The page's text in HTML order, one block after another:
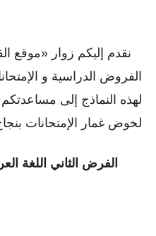
نقدم إليكم زوار «موقع
الفروض الدراسية و
لهذه النماذج إلى مساعدتكم
لخوض غمار الإمتحانات
الفرض الثاني اللغة